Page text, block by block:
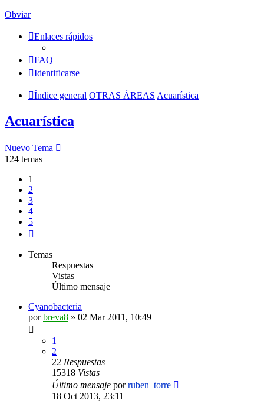
Obviar
Enlaces rápidos
FAQ
Identificarse
Índice general OTRAS ÁREAS Acuarística
Acuarística
Nuevo Tema
124 temas
1
2
3
4
5
Temas
Respuestas
Vistas
Último mensaje
Cyanobacteria
porbreva8 » 02 Mar 2011, 10:49
1
2
22 Respuestas
15318 Vistas
Último mensaje porruben_torre
18 Oct 2013, 23:11